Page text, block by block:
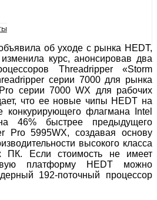
об уходе с рынка HEDT,
курс, анонсировав два
Threadripper «Storm
серии 7000 для рынка
серии 7000 WX для рабочих
что ее новые чипы HEDT на
конкурирующего флагмана Intel
46% быстрее предыдущего
Pro 5995WX, создавая основу
высокого класса
ПК. Если стоимость не имеет
платформу HEDT можно
192-поточный процессор